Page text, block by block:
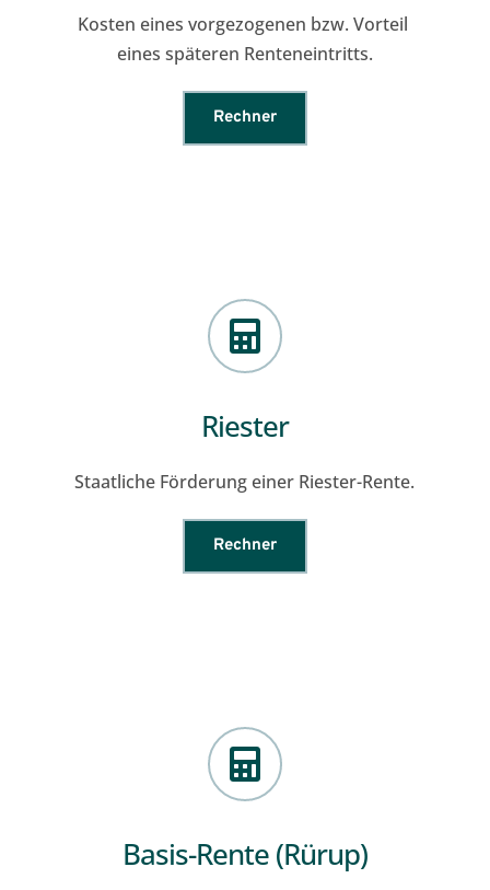
Kosten eines vorgezogenen bzw. Vorteil
eines späteren Renteneintritts.
Rechner
Riester
Staatliche Förderung einer Riester-Rente.
Rechner
Basis-Rente (Rürup)